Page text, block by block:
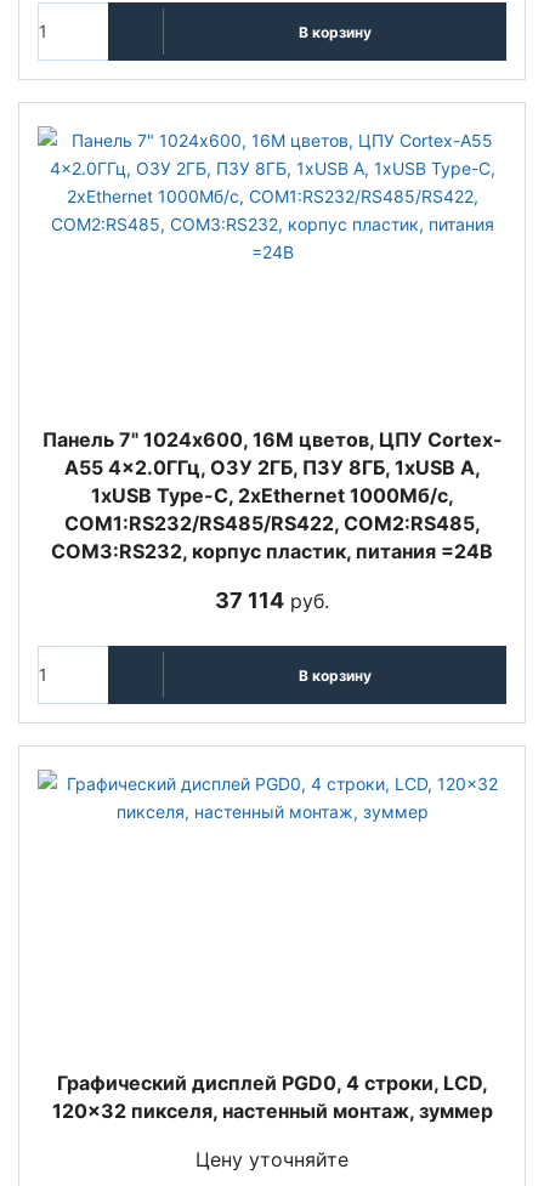
В корзину
Панель 7" 1024x600, 16M цветов, ЦПУ Cortex-
A55 4x2.0ГГц, ОЗУ 2ГБ, ПЗУ 8ГБ, 1хUSB A,
1xUSB Type-C, 2xEthernet 1000Мб/с,
COM1:RS232/RS485/RS422, COM2:RS485,
COM3:RS232, корпус пластик, питания =24В
37 114 руб.
В корзину
Графический дисплей PGD0, 4 строки, LCD,
120x32 пикселя, настенный монтаж, зуммер
Цену уточняйте